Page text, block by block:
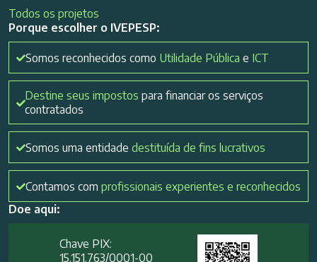
Todos os projetos
Porque escolher o IVEPESP:
Somos reconhecidos como Utilidade Pública e ICT
Destine seus impostos para financiar os serviços
contratados
Somos uma entidade destituída de fins lucrativos
Contamos com profissionais experientes e reconhecidos
Doe aqui:
Chave PIX:
15.151.763/0001-00​